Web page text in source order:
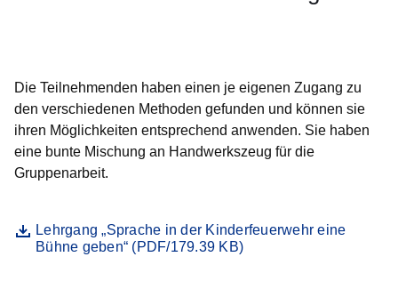
Die Teilnehmenden haben einen je eigenen Zugang zu
den verschiedenen Methoden gefunden und können sie
ihren Möglichkeiten entsprechend anwenden. Sie haben
eine bunte Mischung an Handwerkszeug für die
Gruppenarbeit.
DateiLehrgang „Sprache in der Kinderfeuerwehr eine
Bühne geben“ (PDF/179.39 KB)
Öffnet sich in einem neuen Fenster